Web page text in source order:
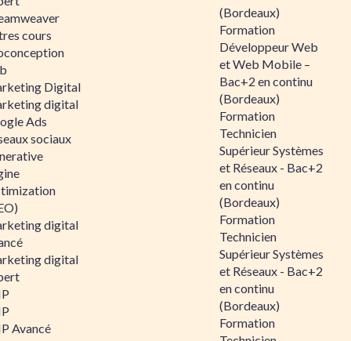
cours
Digital
digital
Ads
sociaux
digital
digital
Avancé
(Bordeaux)
Formation
Développeur Web
et Web Mobile –
Bac+2 en continu
(Bordeaux)
Formation
Technicien
Supérieur Systèmes
et Réseaux - Bac+2
en continu
(Bordeaux)
Formation
Technicien
Supérieur Systèmes
et Réseaux - Bac+2
en continu
(Bordeaux)
Formation